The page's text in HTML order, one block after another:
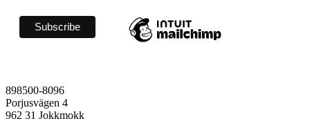
898500-8096
Porjusvägen 4
962 31 Jokkmokk